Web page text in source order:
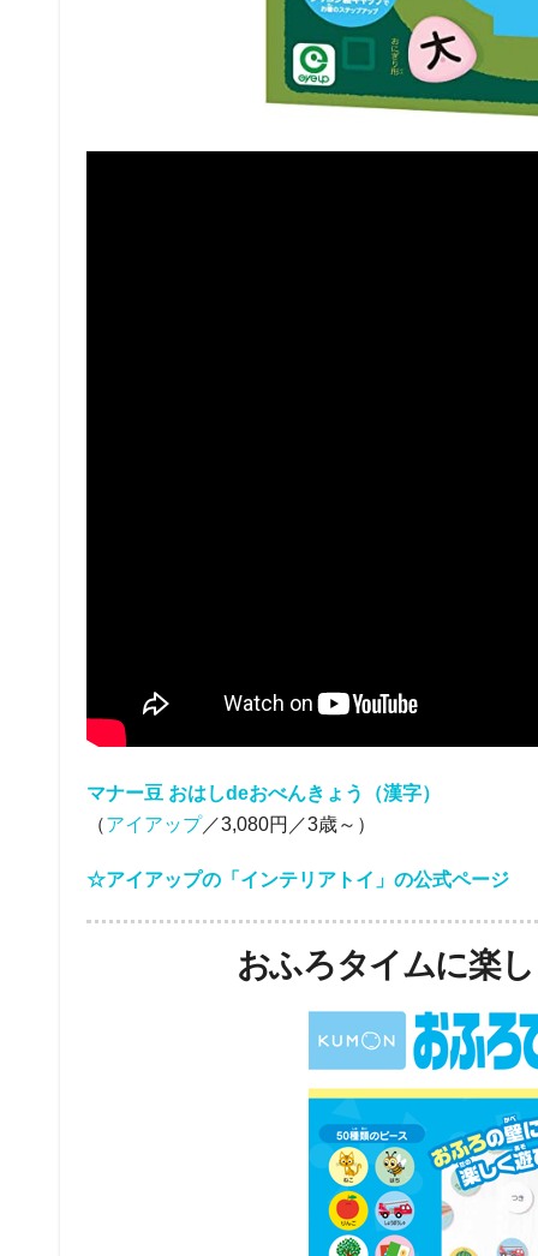
マナー豆 おはしdeおべんきょう（漢字）
（アイアップ／3,080円／3歳～）
☆アイアップの「インテリアトイ」の公式ページ
おふろタイムに楽